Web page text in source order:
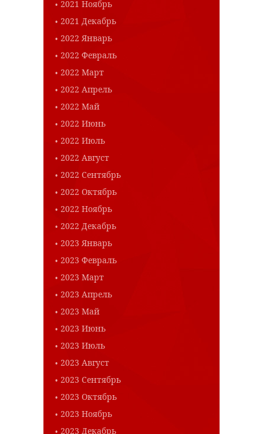
2021 Ноябрь
2021 Декабрь
2022 Январь
2022 Февраль
2022 Март
2022 Апрель
2022 Май
2022 Июнь
2022 Июль
2022 Август
2022 Сентябрь
2022 Октябрь
2022 Ноябрь
2022 Декабрь
2023 Январь
2023 Февраль
2023 Март
2023 Апрель
2023 Май
2023 Июнь
2023 Июль
2023 Август
2023 Сентябрь
2023 Октябрь
2023 Ноябрь
2023 Декабрь